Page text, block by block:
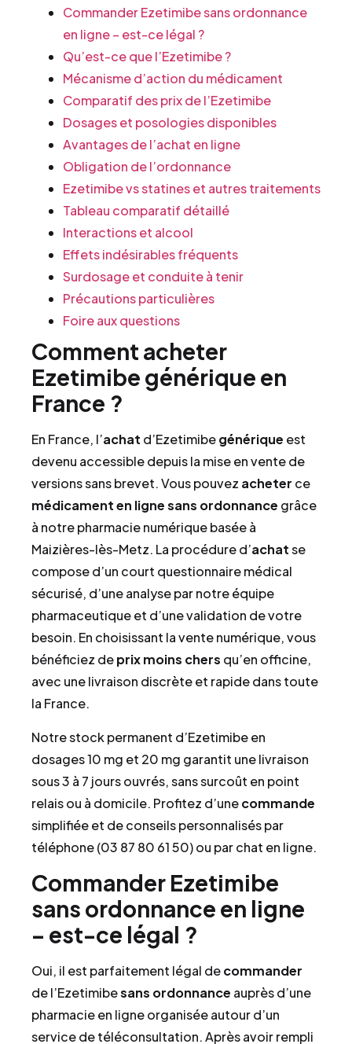
Commander Ezetimibe sans ordonnance
en ligne – est-ce légal ?
Qu’est-ce que l’Ezetimibe ?
Mécanisme d’action du médicament
Comparatif des prix de l’Ezetimibe
Dosages et posologies disponibles
Avantages de l’achat en ligne
Obligation de l’ordonnance
Ezetimibe vs statines et autres traitements
Tableau comparatif détaillé
Interactions et alcool
Effets indésirables fréquents
Surdosage et conduite à tenir
Précautions particulières
Foire aux questions
Comment acheter
Ezetimibe générique en
France ?
En France, l’achat d’Ezetimibegénérique est
devenu accessible depuis la mise en vente de
versions sans brevet. Vous pouvez acheter ce
médicamenten lignesans ordonnance grâce
à notre pharmacie numérique basée à
Maizières-lès-Metz. La procédure d’achatse
compose d’un court questionnaire médical
sécurisé, d’une analyse par notre équipe
pharmaceutique et d’une validation de votre
besoin. En choisissant la vente numérique, vous
bénéficiez deprixmoins chers qu’en officine,
avec une livraison discrète et rapide dans toute
la France.
Notre stock permanent d’Ezetimibe en
dosages 10 mg et 20 mg garantit une livraison
sous 3 à 7 jours ouvrés, sans surcoût en point
relais ou à domicile. Profitez d’unecommande
simplifiée et de conseils personnalisés par
téléphone (03 87 80 61 50) ou par chat en ligne.
Commander Ezetimibe
sans ordonnance en ligne
– est-ce légal ?
Oui, il est parfaitement légal decommander
de l’Ezetimibesans ordonnance auprès d’une
pharmacie en ligne organisée autour d’un
service de téléconsultation. Après avoir rempli